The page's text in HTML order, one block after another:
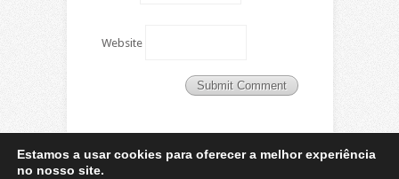
Website
Estamos a usar cookies para oferecer a melhor experiência
no nosso site.